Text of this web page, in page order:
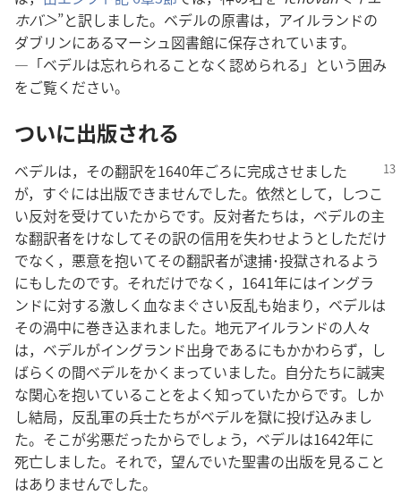
ホバ＞”と​訳し​まし​た。ベデル​の​原書​は，アイルランド​の​
ダブリン​に​ある​マーシュ​図書​館​に​保存​さ​れ​て​い​ます。
―「ベデル​は​忘れ​られる​こと​なく​認め​られる」と​いう​囲み​
を​ご覧​ください。
ついに​出版​さ​れる
ベデル​は，その​翻訳​を​1640​年​ごろ​に​完成​さ​せ​まし​た​
が，すぐ​に​は​出版​でき​ませ​ん​でし​た。依然​と​し​て，しつこ
い​反対​を​受け​て​い​た​から​です。反対​者​たち​は，ベデル​の​主​
な​翻訳​者​を​けなし​て​その​訳​の​信用​を​失わせ​よう​と​し​た​だけ​
で​なく，悪意​を​抱い​て​その​翻訳​者​が​逮捕​･​投獄​さ​れる​よう​
に​も​し​た​の​です。それ​だけ​で​なく，1641​年​に​は​イングラ
ンド​に​対する​激しく​血なまぐさい​反乱​も​始まり，ベデル​は​
その​渦中​に​巻き込ま​れ​まし​た。地元​アイルランド​の​人々​
は，ベデル​が​イングランド​出身​で​ある​に​も​かかわら​ず，し
ばらく​の​間​ベデル​を​かくまっ​て​い​まし​た。自分​たち​に​誠実​
な​関心​を​抱い​て​いる​こと​を​よく​知っ​て​い​た​から​です。しか
し​結局，反乱​軍​の​兵士​たち​が​ベデル​を​獄​に​投げ込み​まし​
た。そこ​が​劣悪​だっ​た​から​でしょ​う，ベデル​は​1642​年​に​
死亡​し​まし​た。それで，望ん​で​い​た​聖書​の​出版​を​見る​こと​
は​あり​ませ​ん​でし​た。